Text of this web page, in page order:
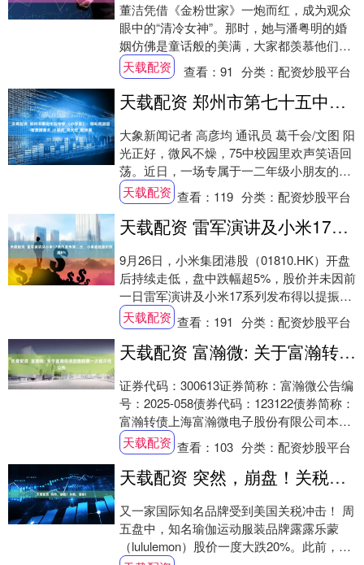
董洁凭借《金粉世家》一炮而红，成为观众
眼中的“清冷女神”。那时，她与潘粤明的婚
姻仿佛是童话般的美满，大家都羡慕他们的
爱情和家庭。可惜，如果没有那场婚变，也
许董洁....
天载配资 查看：91 分类：配资炒股平台
天载配资 郑州市第七十五中学 （小学部）：哪吒闹游园 智勇闯通关_小朋友_风火轮_乾坤圈
大象新闻记者 高彦均 通讯员 葛千会/文图 阳
光正好，微风不燥，75中校园里欢声笑语回
荡。近日，一场专属于一二年级小朋友的盛
大游园闯关活动，在翘首以盼中精彩开场....
天载配资 查看： 119 分类：配资炒股平台
天载配资 雷军演讲及小米17系列发布第二日，小米港股股价跌超5%
9月26日，小米集团港股（01810.HK）开盘
后持续走低，盘中跌幅超5%，股价并未因前
一日雷军演讲及小米17系列发布得以提振。
昨日，小米集团股价午后曾大幅拉....
天载配资 查看： 191 分类：配资炒股平台
天载配资 富瀚微: 关于富瀚转债回售的第一次提示性公告
证券代码：300613证券简称：富瀚微公告编
号：2025-058债券代码：123122债券简称：
富瀚转债上海富瀚微电子股份有限公司本公
司及董事会全体成员保证信息....
天载配资 查看： 103 分类：配资炒股平台
天载配资 突然，崩盘！关税，重创！
又一家国际知名品牌受到美国关税冲击！ 周
五盘中，知名瑜伽运动服装品牌露露乐蒙
（lululemon）股价一度大跌20%。此前，露